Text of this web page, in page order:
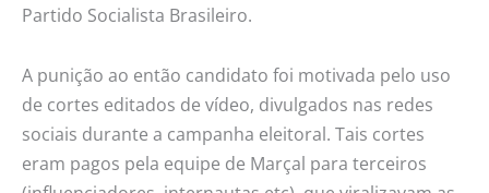
Partido Socialista Brasileiro.
A punição ao então candidato foi motivada pelo uso
de cortes editados de vídeo, divulgados nas redes
sociais durante a campanha eleitoral. Tais cortes
eram pagos pela equipe de Marçal para terceiros